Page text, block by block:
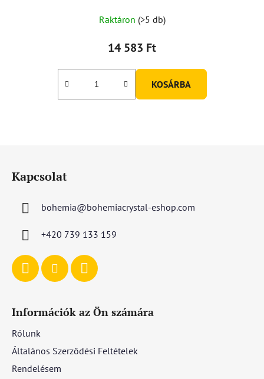
termék
átlagos
5-
Raktáron (>5 db)
14 583 Ft
KOSÁRBA
Kapcsolat
bohemia@bohemiacrystal-eshop.com
+420 739 133 159
Információk az Ön számára
Rólunk
Általános Szerződési Feltételek
Rendelésem